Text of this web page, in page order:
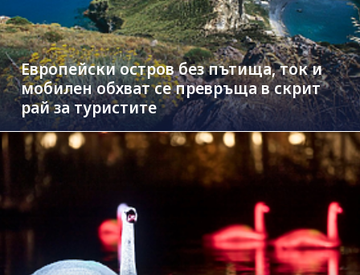
Европейски остров без пътища, ток и
мобилен обхват се превръща в скрит
рай за туристите